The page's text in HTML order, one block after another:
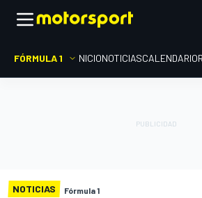
FÓRMULA 1 INICIONOTICIASCALENDARIO
NOTICIAS Fórmula 1